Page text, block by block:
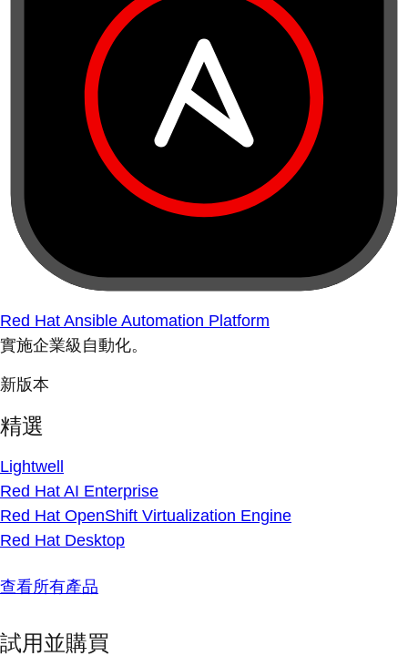
Red Hat Ansible Automation Platform
實施企業級自動化。
新版本
精選
Lightwell
Red Hat AI Enterprise
Red Hat OpenShift Virtualization Engine
Red Hat Desktop
查看所有產品
試用並購買